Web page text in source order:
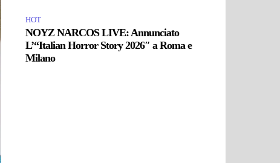
HOT
NOYZ NARCOS LIVE: Annunciato
L’“Italian Horror Story 2026″ a Roma e
Milano